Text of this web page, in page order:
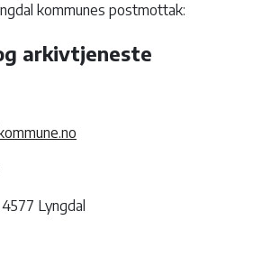
kommunes postmottak:
arkivtjeneste
Lyngdal